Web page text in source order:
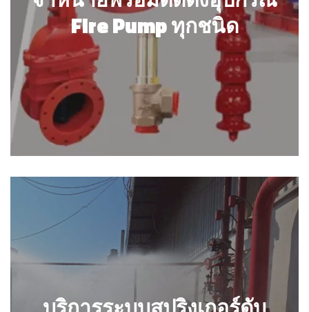
Fire Pump ทุกชนิด
รายละเอียด
บริการระบบสปริงเกอร์ดับเพลิง